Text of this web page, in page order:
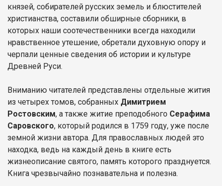
князей, собирателей русских земель и блюстителей
христианства, составили обширные сборники, в
которых наши соотечественники всегда находили
нравственное утешение, обретали духовную опору и
черпали ценные сведения об истории и культуре
Древней Руси.
Вниманию читателей представлены отдельные жития
из четырех томов, собранных Димитрием
Ростовским, а также житие преподобного Серафима
Саровского, который родился в 1759 году, уже после
земной жизни автора. Для православных людей это
находка, ведь на каждый день в книге есть
жизнеописание святого, память которого празднуется.
Книга чрезвычайно познавательна и полезна.